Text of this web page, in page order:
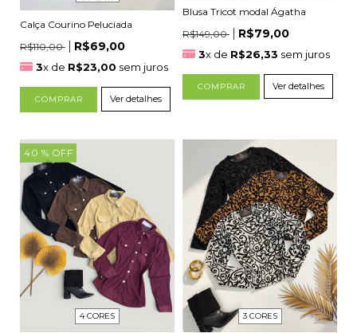
Calça Courino Peluciada
R$110,00
R$69,00
3x de R$23,00 sem juros
COMPRAR Ver detalhes
Blusa Tricot modal Ágatha
R$149,00
R$79,00
3x de R$26,33 sem juros
COMPRAR Ver detalhes
40 % OFF
4 CORES 3 CORES